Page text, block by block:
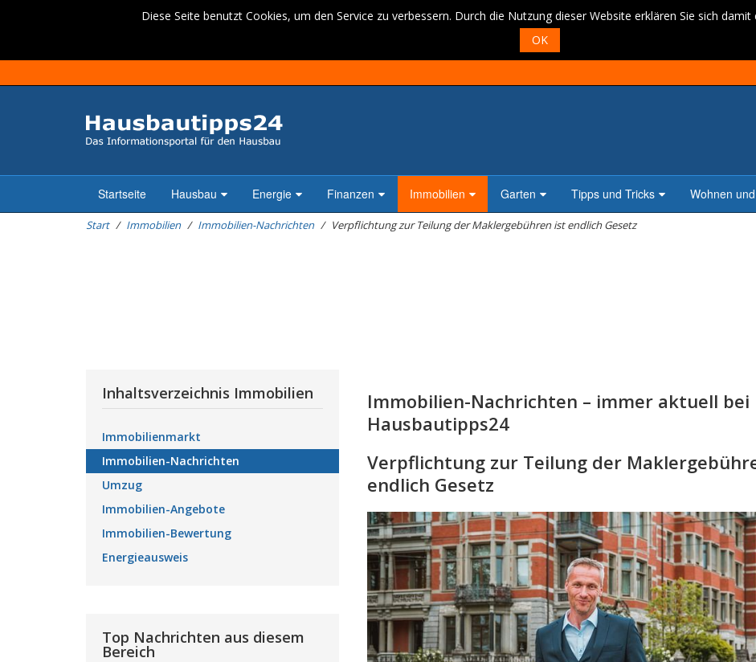
Diese Seite benutzt Cookies, um den Service zu verbessern. Durch die Nutzung dieser Website erklären Sie sich damit
OK
Startseite Hausbau Energie Finanzen Immobilien Garten Tipps und Tricks Wohnen
Start Immobilien Immobilien-Nachrichten Verpflichtung zur Teilung der Maklergebühren ist endlich Gesetz
Immobilien-Nachrichten – immer aktuell bei
Hausbautipps24
Verpflichtung zur Teilung der
endlich Gesetz
Inhaltsverzeichnis Immobilien
Immobilienmarkt
Immobilien-Nachrichten
Umzug
Immobilien-Angebote
Immobilien-Bewertung
Energieausweis
Top Nachrichten aus diesem
Bereich